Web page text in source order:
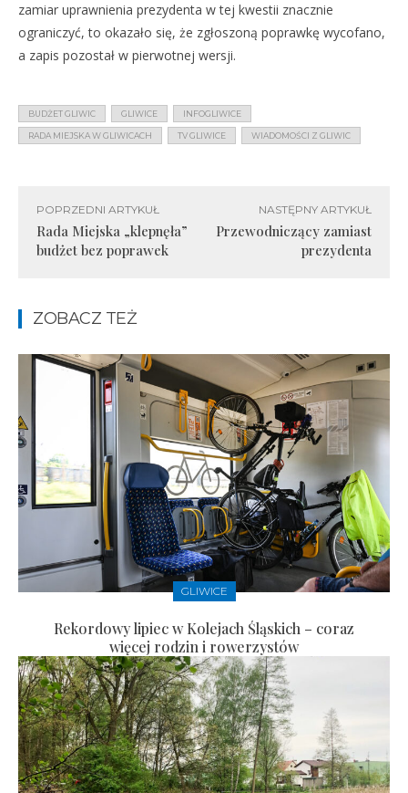
zamiar uprawnienia prezydenta w tej kwestii znacznie
ograniczyć, to okazało się, że zgłoszoną poprawkę wycofano,
a zapis pozostał w pierwotnej wersji.
BUDŻET GLIWIC GLIWICE INFOGLIWICE
RADA MIEJSKA W GLIWICACH TV GLIWICE WIADOMOŚCI Z GLIWIC
POPRZEDNI ARTYKUŁ
Rada Miejska „klepnęła”
budżet bez poprawek
NASTĘPNY ARTYKUŁ
Przewodniczący zamiast
prezydenta
ZOBACZ TEŻ
GLIWICE
Rekordowy lipiec w Kolejach Śląskich – coraz
więcej rodzin i rowerzystów